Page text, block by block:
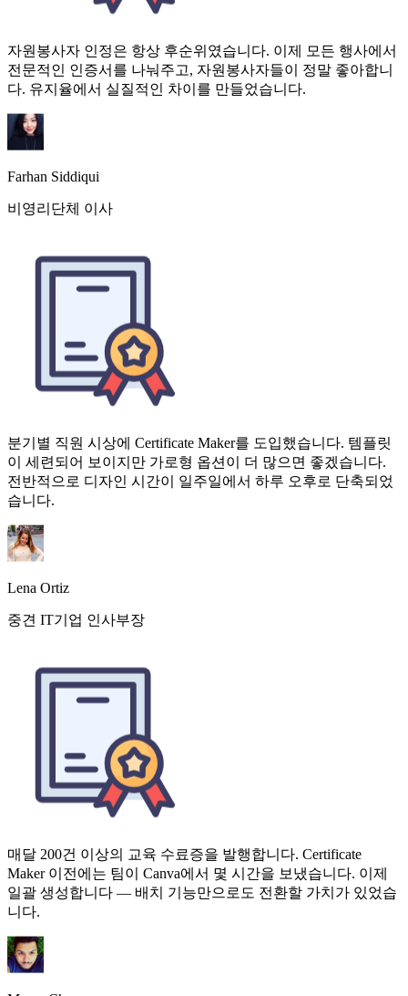
Farhan Siddiqui
비영리단체 이사
이 세련되어 보이지만 가로형 옵션이 더 많으면 좋겠습니다.
전반적으로 디자인 시간이 일주일에서 하루 오후로 단축되었
습니다.
Lena Ortiz
중견 IT기업 인사부장
Maker 이전에는 팀이 Canva에서 몇 시간을 보냈습니다. 이제
일괄 생성합니다 — 배치 기능만으로도 전환할 가치가 있었습
Marco Chen
교육 매니저, 포춘 500 기업